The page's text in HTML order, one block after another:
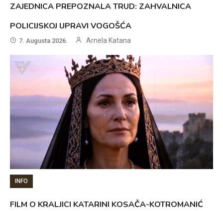
ZAJEDNICA PREPOZNALA TRUD: ZAHVALNICA
POLICIJSKOJ UPRAVI VOGOŠĆA
7. Augusta 2026. Arnela Katana
INFO
FILM O KRALJICI KATARINI KOSAČA-KOTROMANIĆ